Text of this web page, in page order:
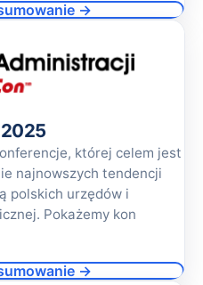
→
której celem jest
najnowszych tendencji
polskich urzędów i
Pokażemy kon
→